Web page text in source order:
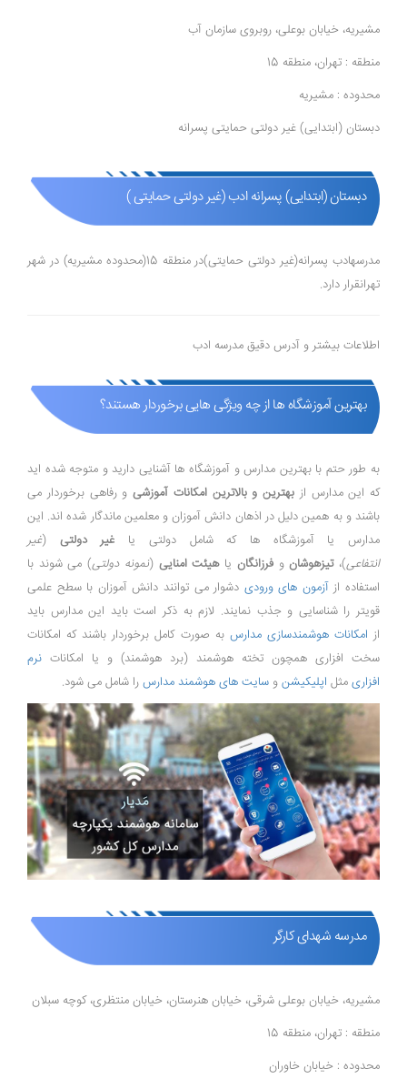
مشیریه، خیابان بوعلی، روبروی سازمان آب
منطقه : تهران، منطقه 15
محدوده : مشیریه
دبستان (ابتدایی) غیر دولتی حمایتی پسرانه
دبستان (ابتدایی) پسرانه ادب (غیر دولتی حمایتی )
مدرسهادب پسرانه(غیر دولتی حمایتی)در منطقه 15(محدوده مشیریه) در شهر
تهرانقرار دارد.
اطلاعات بیشتر و آدرس دقیق مدرسه ادب
بهترین آموزشگاه ها از چه ویژگی هایی برخوردار هستند؟
به طور حتم با بهترین مدارس و آموزشگاه ها آشنایی دارید و متوجه شده اید
که این مدارس از بهترین و بالاترین امکانات آموزشی و رفاهی برخوردار می
باشند و به همین دلیل در اذهان دانش آموزان و معلمین ماندگار شده اند. این
مدارس یا آموزشگاه ها که شامل دولتی یا غیر دولتی (غیر
انتفاعی)،تیزهوشانوفرزانگان یاهیئت امنایی (نمونه دولتی) می شوند با
استفاده ازآزمون های ورودی دشوار می توانند دانش آموزان با سطح علمی
قویتر را شناسایی و جذب نمایند. لازم به ذکر است باید این مدارس باید
از امکانات هوشمندسازی مدارس به صورت کامل برخوردار باشند که امکانات
سخت افزاری همچون تخته هوشمند (برد هوشمند) و یا امکانات نرم
افزاری مثل اپلیکیشن و سایت های هوشمند مدارس را شامل می شود.
مدرسه شهدای کارگر
مشیریه، خیابان بوعلی شرقی، خیابان هنرستان، خیابان منتظری، کوچه سبلان
منطقه : تهران، منطقه 15
محدوده : خیابان خاوران